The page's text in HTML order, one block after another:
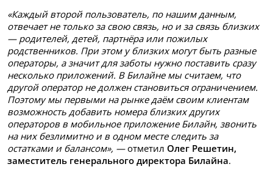
«Каждый второй пользователь, по нашим данным,
отвечает не только за свою связь, но и за связь близких
— родителей, детей, партнёра или пожилых
родственников. При этом у близких могут быть разные
операторы, а значит для заботы нужно поставить сразу
несколько приложений. В Билайне мы считаем, что
другой оператор не должен становиться ограничением.
Поэтому мы первыми на рынке даём своим клиентам
возможность добавить номера близких других
операторов в мобильное приложение Билайн, звонить
на них безлимитно и в одном месте следить за
остатками и балансом», —отметил Олег Решетин,
заместитель генерального директора Билайна.